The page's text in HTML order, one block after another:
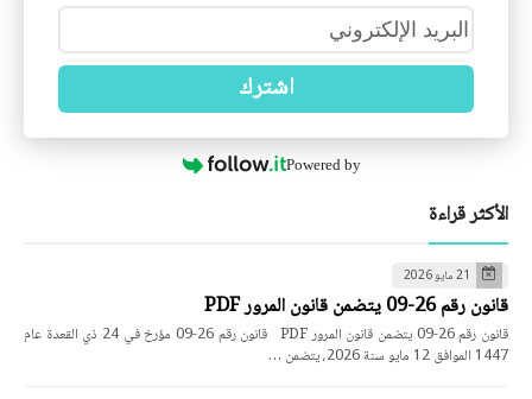
اشترك
Powered by
الأكثر قراءة
21 مايو 2026
قانون رقم 26-09 يتضمن قانون المرور PDF
قانون رقم 26-09 يتضمن قانون المرور PDF قانون رقم 26-09 مؤرخ في 24 ذي القعدة عام
1447 الموافق 12 مايو سنة 2026، يتضمن …